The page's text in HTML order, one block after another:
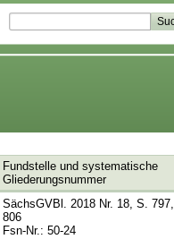
Fundstelle und systematische
Gliederungsnummer
SächsGVBl. 2018 Nr. 18, S. 797,
806
Fsn-Nr.: 50-24